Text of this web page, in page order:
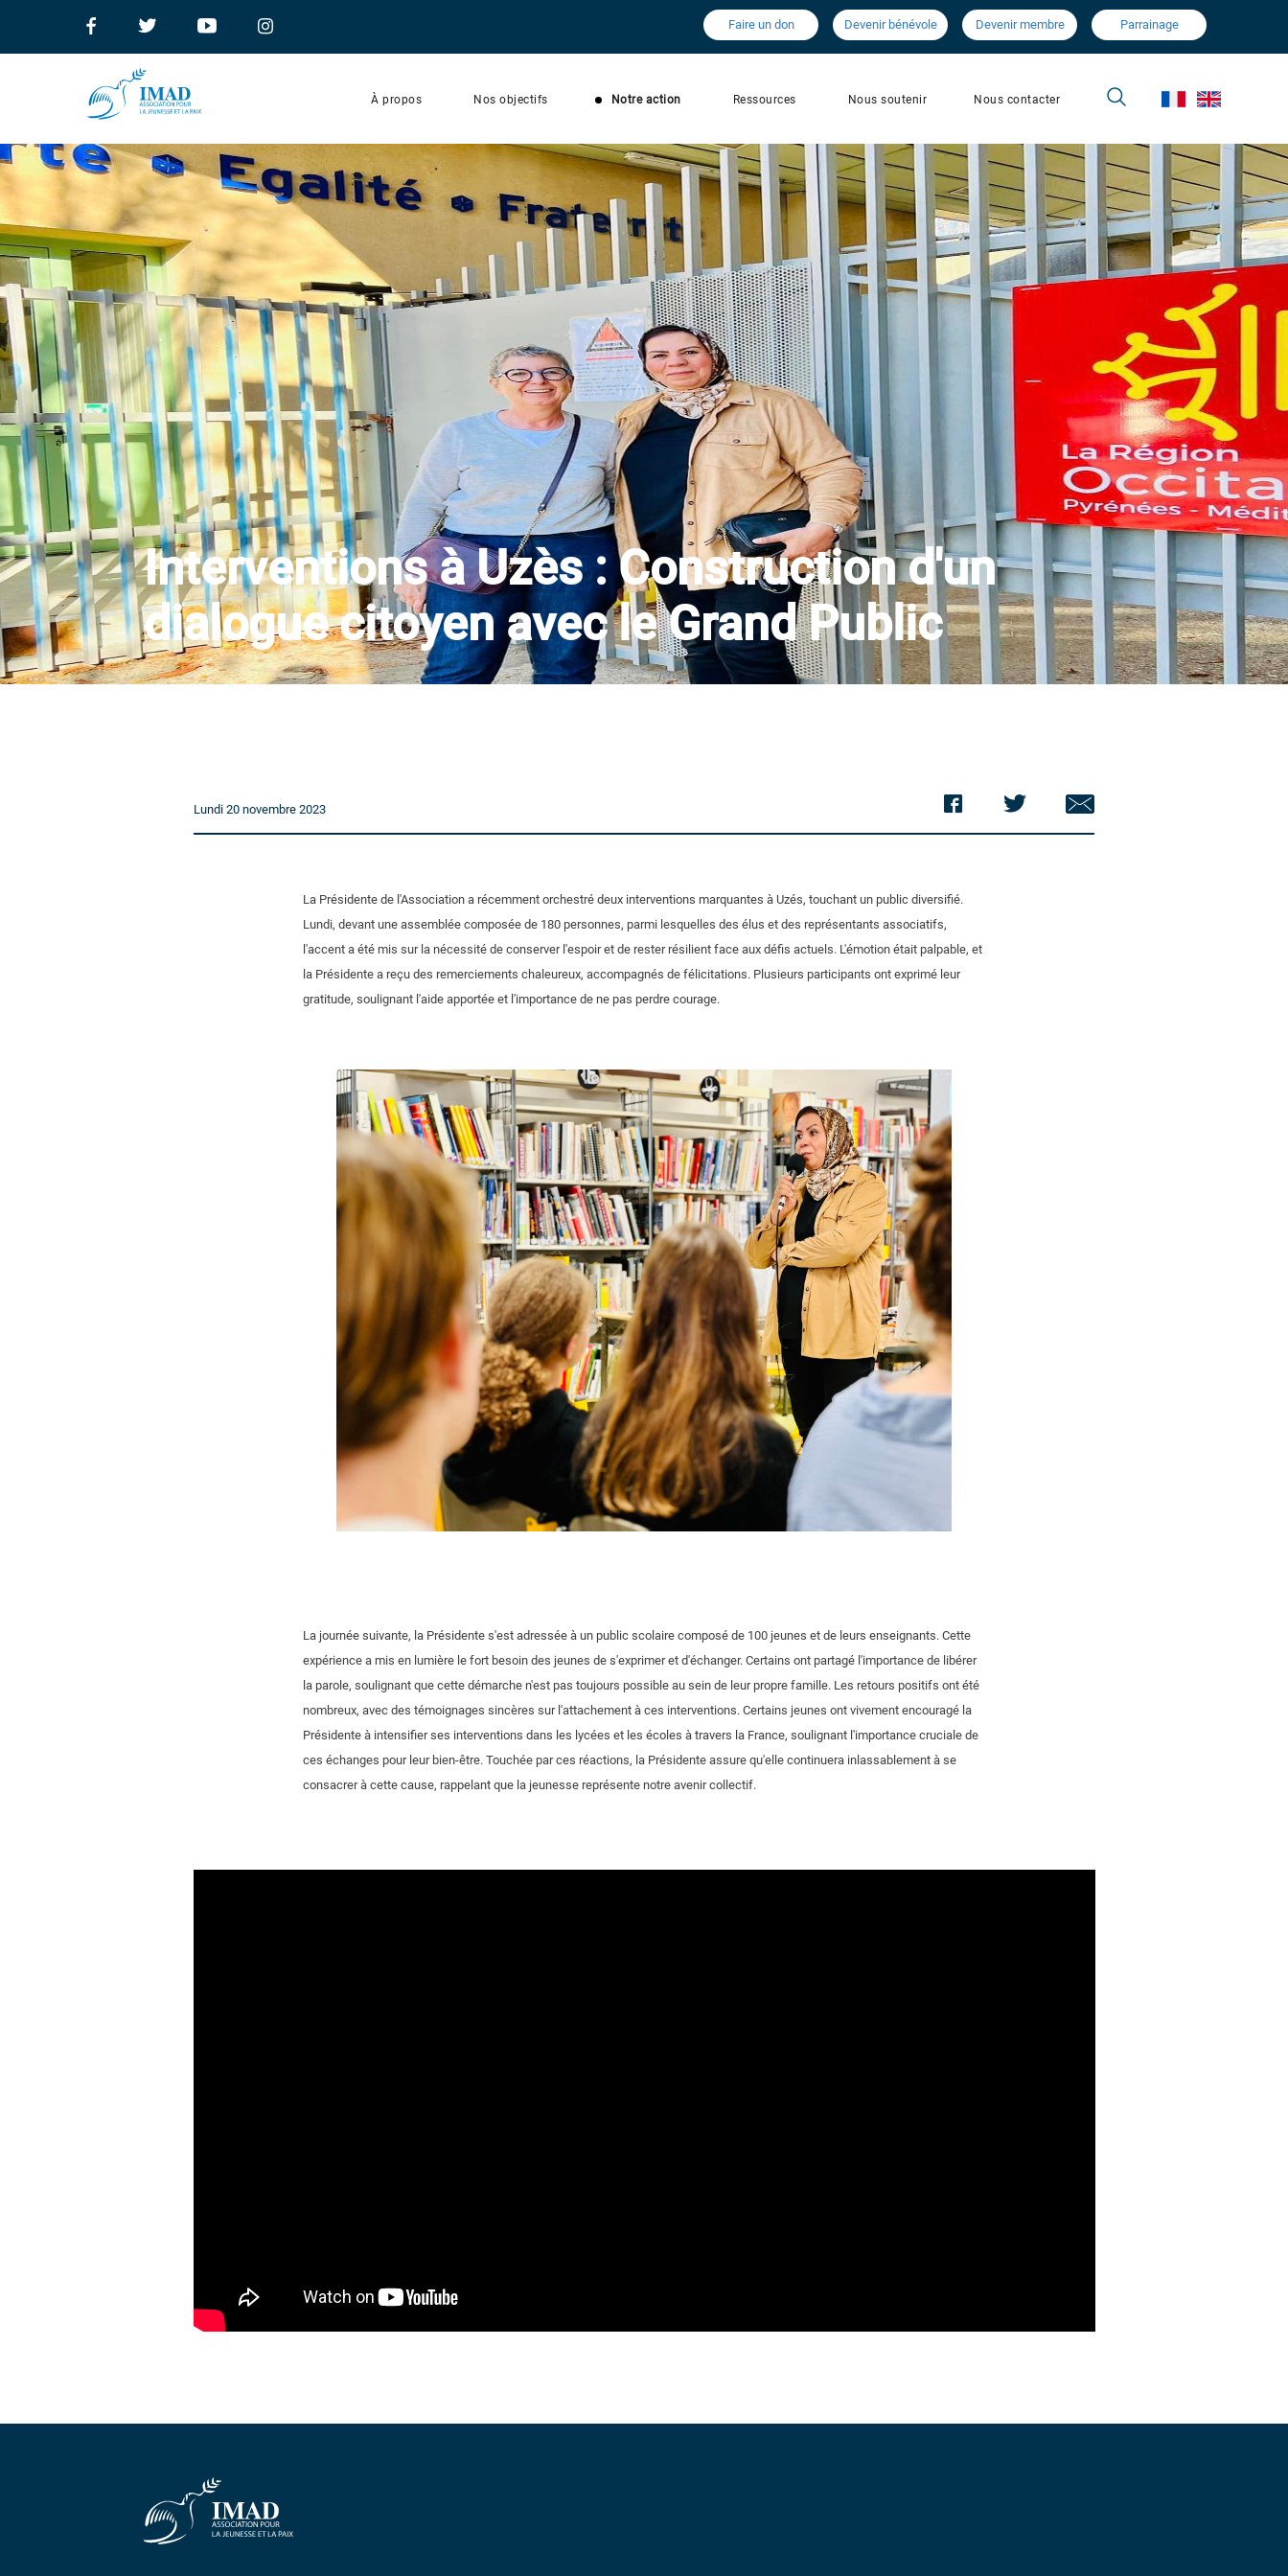
Faire un don Devenir bénévole Devenir membre Parrainage
À propos Nos objectifs Notre action Ressources Nous soutenir Nous contacter
Interventions à Uzès : Construction d'un
dialogue citoyen avec le Grand Public
Lundi 20 novembre 2023
La Présidente de l'Association a récemment orchestré deux interventions marquantes à Uzés, touchant un public diversifié.
Lundi, devant une assemblée composée de 180 personnes, parmi lesquelles des élus et des représentants associatifs,
l'accent a été mis sur la nécessité de conserver l'espoir et de rester résilient face aux défis actuels. L'émotion était palpable, et
la Présidente a reçu des remerciements chaleureux, accompagnés de félicitations. Plusieurs participants ont exprimé leur
gratitude, soulignant l'aide apportée et l'importance de ne pas perdre courage.
La journée suivante, la Présidente s'est adressée à un public scolaire composé de 100 jeunes et de leurs enseignants. Cette
expérience a mis en lumière le fort besoin des jeunes de s'exprimer et d'échanger. Certains ont partagé l'importance de libérer
la parole, soulignant que cette démarche n'est pas toujours possible au sein de leur propre famille. Les retours positifs ont été
nombreux, avec des témoignages sincères sur l'attachement à ces interventions. Certains jeunes ont vivement encouragé la
Présidente à intensifier ses interventions dans les lycées et les écoles à travers la France, soulignant l'importance cruciale de
ces échanges pour leur bien-être. Touchée par ces réactions, la Présidente assure qu'elle continuera inlassablement à se
consacrer à cette cause, rappelant que la jeunesse représente notre avenir collectif.